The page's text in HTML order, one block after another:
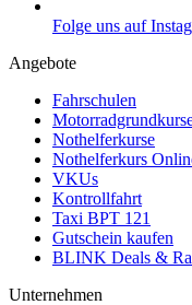
Folge uns auf
Angebote
Fahrschulen
Nothelferkurse
Nothelferkurs
VKUs
Kontrollfahrt
Taxi BPT 121
Gutschein kaufen
BLINK Deals &
Unternehmen